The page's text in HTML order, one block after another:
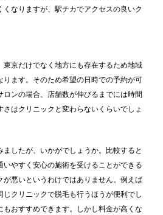
くなりますが、駅チカでアクセスの良いク
東京だけでなく地方にも存在するため地域
ります。そのため希望の日時での予約が可
ロンの場合、店舗数が伸びるまでには時間
はクリニックと変わらないくらいでしょ
ましたが、いかがでしょうか。比較すると
いやすく安心の施術を受けることができる
が悪いというわけではありません。例えば
クリニックで脱毛も行うほうが便利でし
もおすすめできます。しかし料金が高くな